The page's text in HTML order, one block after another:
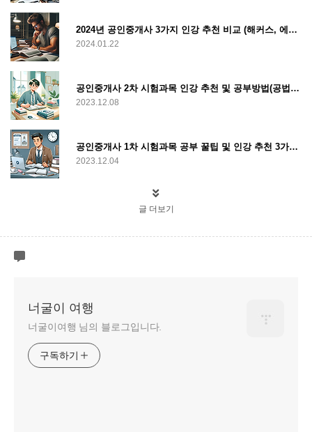
2024년 공인중개사 3가지 인강 추천 비교 (해커스, 에듀윌, 박문각)
2024.01.22
공인중개사 2차 시험과목 인강 추천 및 공부방법(공법, 공시법, 세법, 중개실무)
2023.12.08
공인중개사 1차 시험과목 공부 꿀팁 및 인강 추천 3가지 (부동산학개론 및 민법)
2023.12.04
글 더보기
너굴이 여행
너굴이여행 님의 블로그입니다.
구독하기